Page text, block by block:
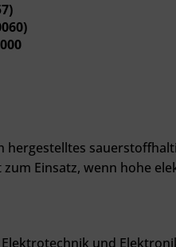
Einsatz, wenn hohe
und